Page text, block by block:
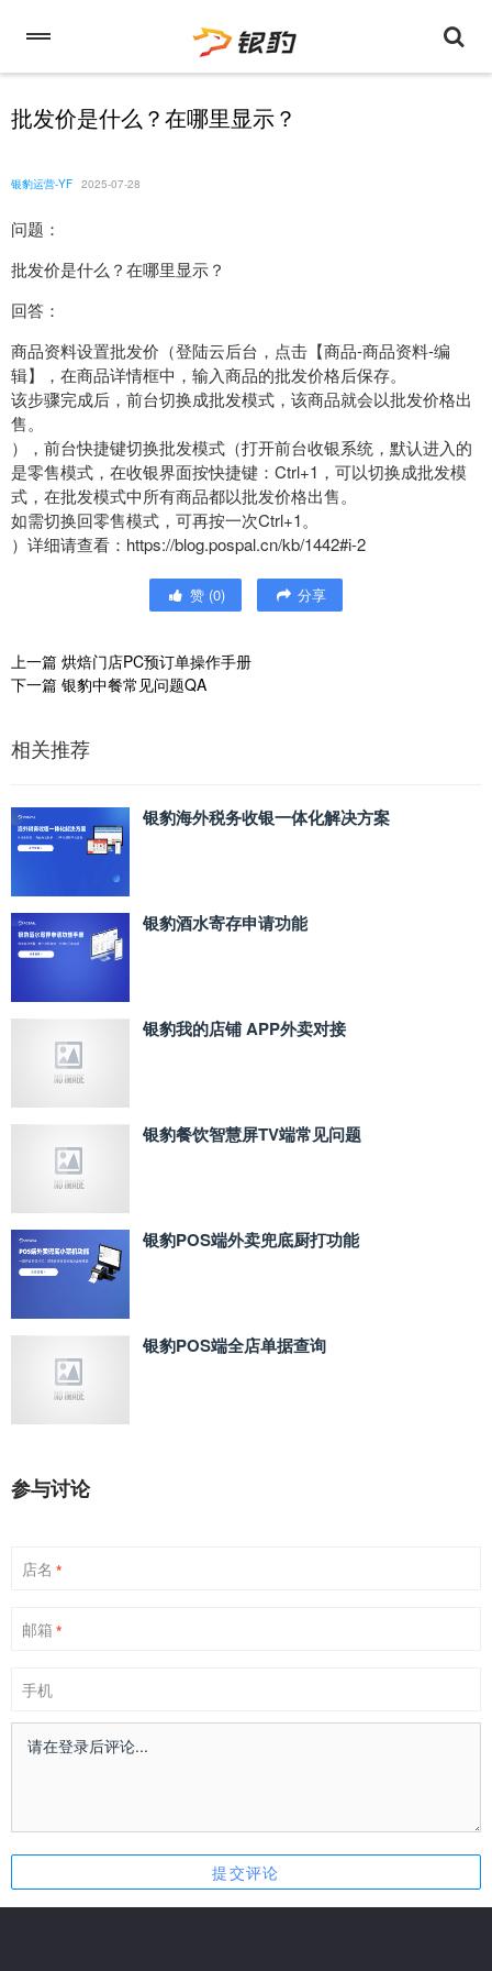
批发价是什么？在哪里显示？
银豹运营-YF 2025-07-28
问题：
批发价是什么？在哪里显示？
回答：
商品资料设置批发价（登陆云后台，点击【商品-商品资料-编
辑】，在商品详情框中，输入商品的批发价格后保存。
该步骤完成后，前台切换成批发模式，该商品就会以批发价格出
售。
），前台快捷键切换批发模式（打开前台收银系统，默认进入的
是零售模式，在收银界面按快捷键：Ctrl+1，可以切换成批发模
式，在批发模式中所有商品都以批发价格出售。
如需切换回零售模式，可再按一次Ctrl+1。
）详细请查看：https://blog.pospal.cn/kb/1442#i-2
赞 (0) 分享
上一篇 烘焙门店PC预订单操作手册
下一篇 银豹中餐常见问题QA
相关推荐
银豹海外税务收银一体化解决方案
银豹酒水寄存申请功能
银豹我的店铺 APP外卖对接
银豹餐饮智慧屏TV端常见问题
银豹POS端外卖兜底厨打功能
银豹POS端全店单据查询
参与讨论
店名 *
邮箱 *
手机